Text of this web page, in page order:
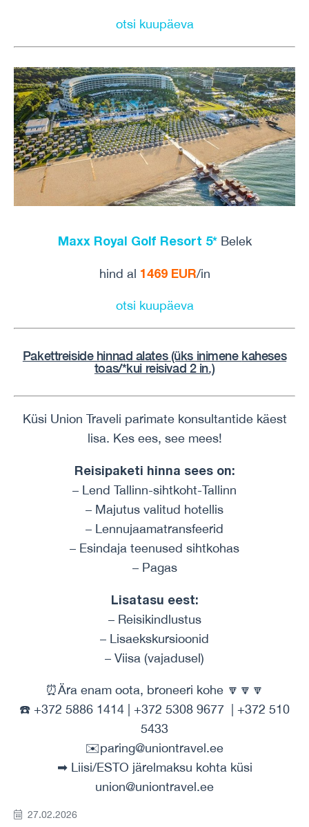
otsi kuupäeva
Maxx Royal Golf Resort 5*Belek
hind al 1469 EUR/in
otsi kuupäeva
Pakettreiside hinnad alates (üks inimene kaheses
toas/*kui reisivad 2 in.)
Küsi Union Traveli parimate konsultantide käest
lisa. Kes ees, see mees!
Reisipaketi hinna sees on:
– Lend Tallinn-sihtkoht-Tallinn
– Majutus valitud hotellis
– Lennujaamatransfeerid
– Esindaja teenused sihtkohas
– Pagas
Lisatasu eest:
– Reisikindlustus
– Lisaekskursioonid
– Viisa (vajadusel)
⏰Ära enam oota, broneeri kohe 🔽🔽🔽
☎️ +372 5886 1414 | +372 5308 9677 | +372 510
5433
✉️paring@uniontravel.ee
➡ Liisi/ESTO järelmaksu kohta küsi
union@uniontravel.ee
27.02.2026